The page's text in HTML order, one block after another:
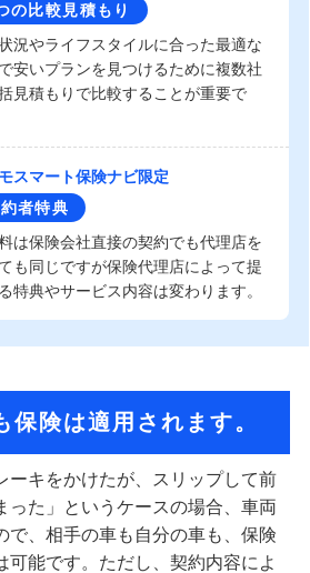
の比較見積もり
況やライフスタイルに合った最適な
安いプランを見つけるために複数社
見積もりで比較することが重要で
スマート保険ナビ限定
者特典
は保険会社直接の契約でも代理店を
も同じですが保険代理店によって提
特典やサービス内容は変わります。
保険は適用されます。
ーキをかけたが、スリップして前
った」というケースの場合、車両
で、相手の車も自分の車も、保険
可能です。ただし、契約内容によ